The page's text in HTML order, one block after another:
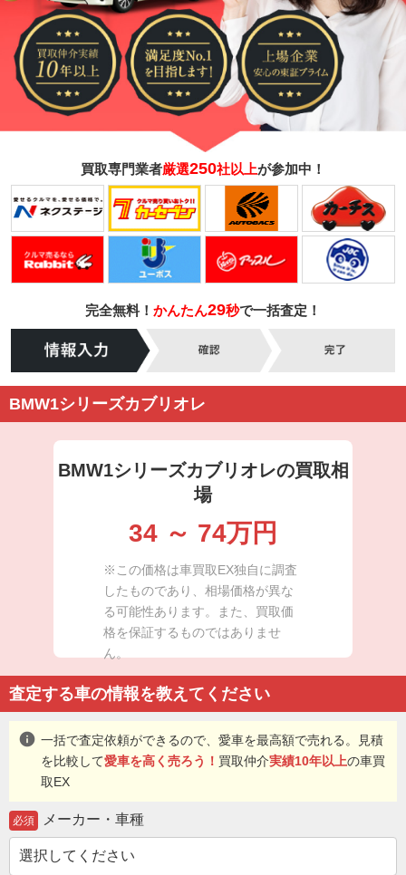
買取専門業者厳選250社以上が参加中！
完全無料！ かんたん29秒で一括査定！
BMW1シリーズカブリオレ
BMW1シリーズカブリオレの買取相
場
34 ～ 74万円
※この価格は車買取EX独自に調査
したものであり、相場価格が異な
る可能性あります。また、買取価
格を保証するものではありませ
ん。
査定する車の情報を教えてください
info 一括で査定依頼ができるので、愛車を最高額で売れる。見積
を比較して愛車を高く売ろう！ 買取仲介実績10年以上の車買
取EX
必須 メーカー・車種